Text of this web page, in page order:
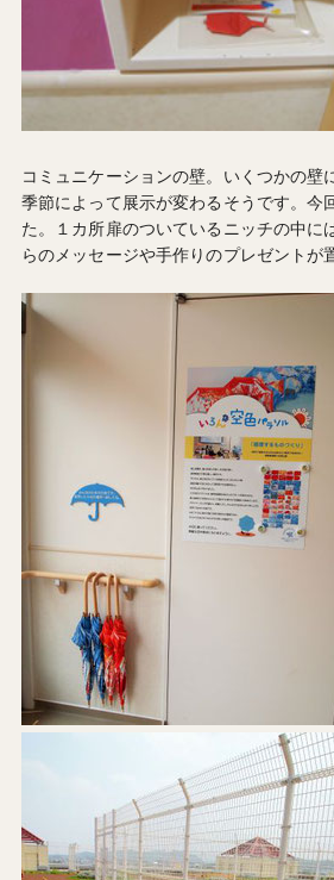
コミュニケーションの壁。いくつかの壁
季節によって展示が変わるそうです。今
た。１カ所扉のついているニッチの中に
らのメッセージや手作りのプレゼントが